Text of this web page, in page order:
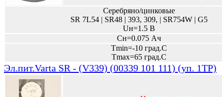
Серебряно/цинковые
SR 7L54 | SR48 | 393, 309, | SR754W | G5
Uн=1.5 В
Сн=0.075 Ач
Tmin=-10 град.С
Tmax=65 град.С
Эл.пит.Varta SR - (V339) (00339 101 111) (уп. 1TP)